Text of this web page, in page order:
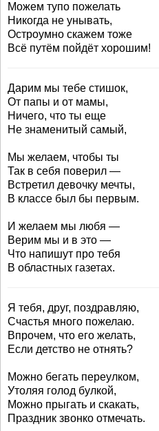
Можем тупо пожелать
Никогда не унывать,
Остроумно скажем тоже
Всё путём пойдёт хорошим!
Дарим мы тебе стишок,
От папы и от мамы,
Ничего, что ты еще
Не знаменитый самый,
Мы желаем, чтобы ты
Так в себя поверил —
Встретил девочку мечты,
В классе был бы первым.
И желаем мы любя —
Верим мы и в это —
Что напишут про тебя
В областных газетах.
Я тебя, друг, поздравляю,
Счастья много пожелаю.
Впрочем, что его желать,
Если детство не отнять?
Можно бегать переулком,
Утоляя голод булкой,
Можно прыгать и скакать,
Праздник звонко отмечать.